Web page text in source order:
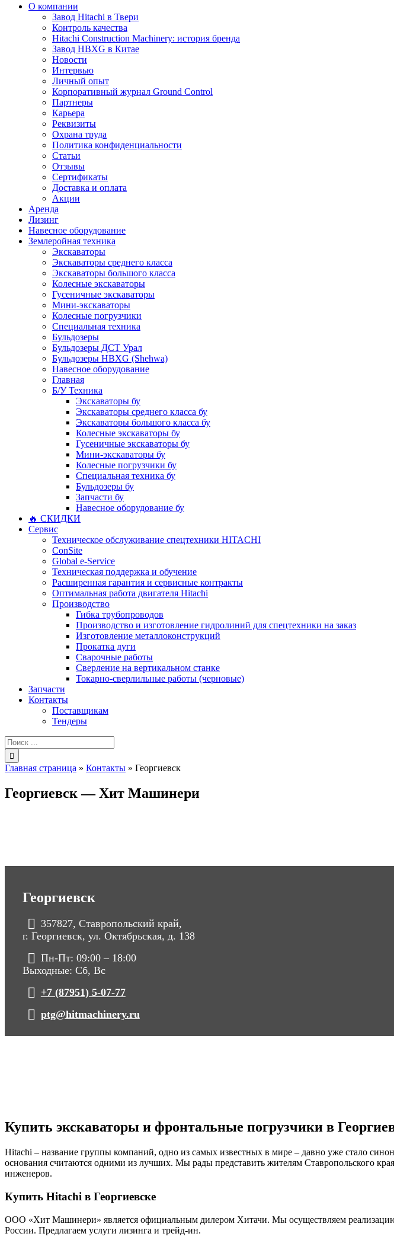
О компании
Завод Hitachi в Твери
Контроль качества
Hitachi Construction Machinery: история бренда
Завод HBXG в Китае
Новости
Интервью
Личный опыт
Корпоративный журнал Ground Control
Партнеры
Карьера
Реквизиты
Охрана труда
Политика конфиденциальности
Статьи
Отзывы
Сертификаты
Доставка и оплата
Акции
Аренда
Лизинг
Навесное оборудование
Землеройная техника
Экскаваторы
Экскаваторы среднего класса
Экскаваторы большого класса
Колесные экскаваторы
Гусеничные экскаваторы
Мини-экскаваторы
Колесные погрузчики
Специальная техника
Бульдозеры
Бульдозеры ДСТ Урал
Бульдозеры HBXG (Shehwa)
Навесное оборудование
Главная
Б/У Техника
Экскаваторы бу
Экскаваторы среднего класса бу
Экскаваторы большого класса бу
Колесные экскаваторы бу
Гусеничные экскаваторы бу
Мини-экскаваторы бу
Колесные погрузчики бу
Специальная техника бу
Бульдозеры бу
Запчасти бу
Навесное оборудование бу
🔥 СКИДКИ
Сервис
Техническое обслуживание спецтехники HITACHI
ConSite
Global e-Service
Техническая поддержка и обучение
Расширенная гарантия и сервисные контракты
Оптимальная работа двигателя Hitachi
Производство
Гибка трубопроводов
Производство и изготовление гидролиний для спецтехники на заказ
Изготовление металлоконструкций
Прокатка дуги
Сварочные работы
Сверление на вертикальном станке
Токарно-сверлильные работы (черновые)
Запчасти
Контакты
Поставщикам
Тендеры
Результат
поиска:
Главная страница » Контакты » Георгиевск
Георгиевск — Хит Машинери
Георгиевск
357827, Ставропольский край,
г. Георгиевск, ул. Октябрьская, д. 138
Пн-Пт: 09:00 – 18:00
Выходные: Сб, Вс
+7 (87951) 5-07-77
ptg@hitmachinery.ru
Купить экскаваторы и фронтальные погрузчики в
Hitachi – название группы компаний, одно из самых известных в мире – давно уже стало
основания считаются одними из лучших. Мы рады представить жителям Ставропольского
инженеров.
Купить Hitachi в Георгиевске
ООО «Хит Машинери» является официальным дилером Хитачи. Мы осуществляем
России. Предлагаем услуги лизинга и трейд-ин.